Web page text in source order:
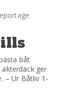
båt
ger
– Ur Båtliv 1-